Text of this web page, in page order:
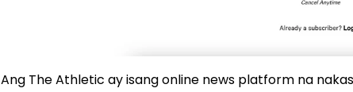
Ang The Athletic ay isang online news platform na